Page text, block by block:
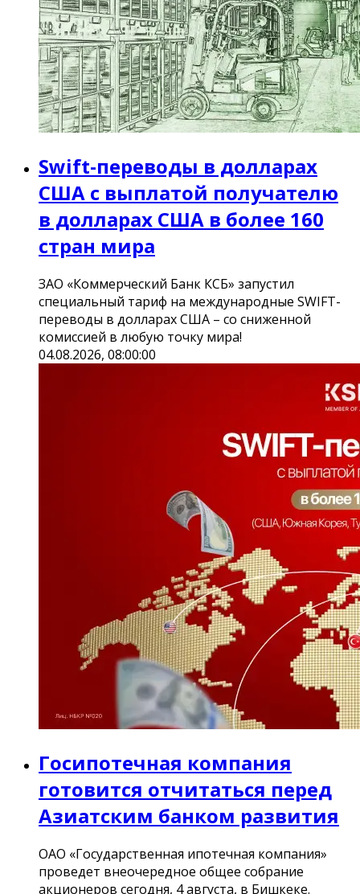
Swift-переводы в долларах
США с выплатой получателю
в долларах США в более 160
стран мира
ЗАО «Коммерческий Банк КСБ» запустил
специальный тариф на международные SWIFT-
переводы в долларах США – со сниженной
комиссией в любую точку мира!
04.08.2026, 08:00:00
Госипотечная компания
готовится отчитаться перед
Азиатским банком развития
ОАО «Государственная ипотечная компания»
проведет внеочередное общее собрание
акционеров сегодня, 4 августа, в Бишкеке.